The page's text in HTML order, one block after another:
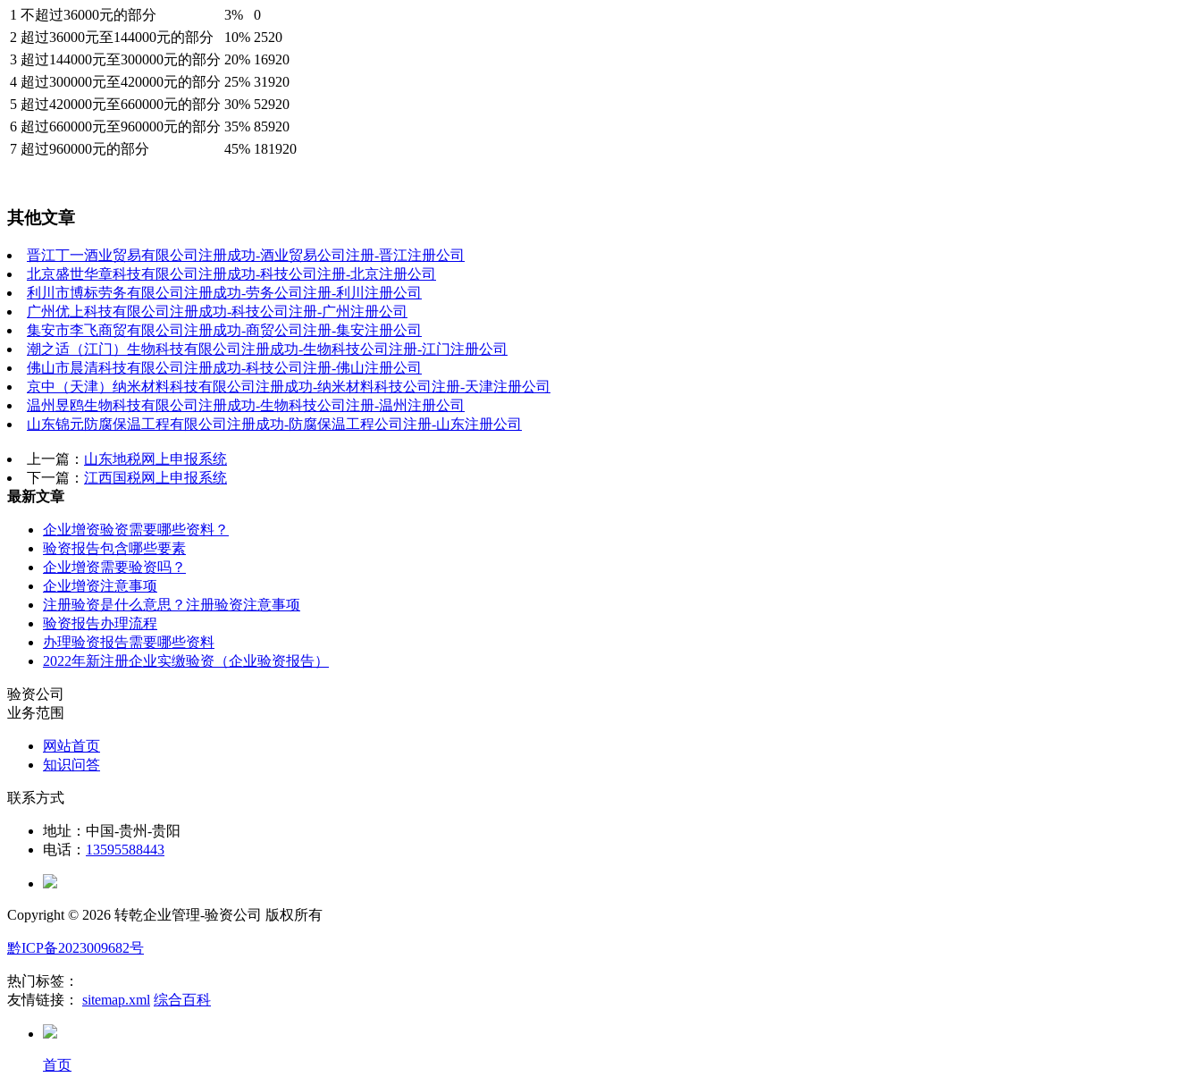
1 不超过36000元的部分 3%
0
2 超过36000元至144000元的部分 10% 2520
3 超过144000元至300000元的部分 20% 16920
4 超过300000元至420000元的部分 25% 31920
5 超过420000元至660000元的部分 30% 52920
6 超过660000元至960000元的部分 35% 85920
7 超过960000元的部分 45% 181920
其他文章
晋江丁一酒业贸易有限公司注册成功-酒业贸易公司注册-晋江注册公司
北京盛世华章科技有限公司注册成功-科技公司注册-北京注册公司
利川市博标劳务有限公司注册成功-劳务公司注册-利川注册公司
广州优上科技有限公司注册成功-科技公司注册-广州注册公司
集安市李飞商贸有限公司注册成功-商贸公司注册-集安注册公司
潮之适（江门）生物科技有限公司注册成功-生物科技公司注册-江门注册公司
佛山市晨清科技有限公司注册成功-科技公司注册-佛山注册公司
京中（天津）纳米材料科技有限公司注册成功-纳米材料科技公司注册-天津注册公司
温州昱鸥生物科技有限公司注册成功-生物科技公司注册-温州注册公司
山东锦元防腐保温工程有限公司注册成功-防腐保温工程公司注册-山东注册公司
上一篇： 山东地税网上申报系统
下一篇： 江西国税网上申报系统
最新文章
企业增资验资需要哪些资料？
验资报告包含哪些要素
企业增资需要验资吗？
企业增资注意事项
注册验资是什么意思？注册验资注意事项
验资报告办理流程
办理验资报告需要哪些资料
2022年新注册企业实缴验资（企业验资报告）
验资公司
业务范围
网站首页
知识问答
联系方式
地址：中国-贵州-贵阳
电话： 13595588443
Copyright © 2026 转乾企业管理-验资公司 版权所有
黔ICP备2023009682号
热门标签：
友情链接： sitemap.xml 综合百科
首页